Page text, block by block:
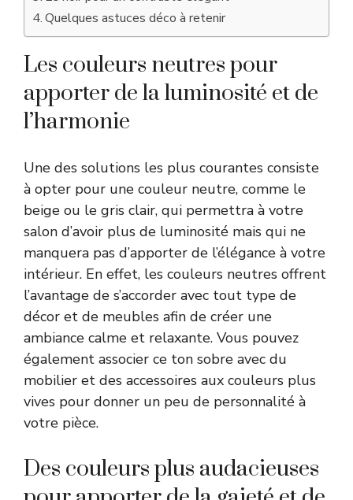
Quelques astuces déco à retenir
Les couleurs neutres pour
apporter de la luminosité et de
l’harmonie
Une des solutions les plus courantes consiste
à opter pour une couleur neutre, comme le
beige ou le gris clair, qui permettra à votre
salon d’avoir plus de luminosité mais qui ne
manquera pas d’apporter de l’élégance à votre
intérieur. En effet, les couleurs neutres offrent
l’avantage de s’accorder avec tout type de
décor et de meubles afin de créer une
ambiance calme et relaxante. Vous pouvez
également associer ce ton sobre avec du
mobilier et des accessoires aux couleurs plus
vives pour donner un peu de personnalité à
votre pièce.
Des couleurs plus audacieuses